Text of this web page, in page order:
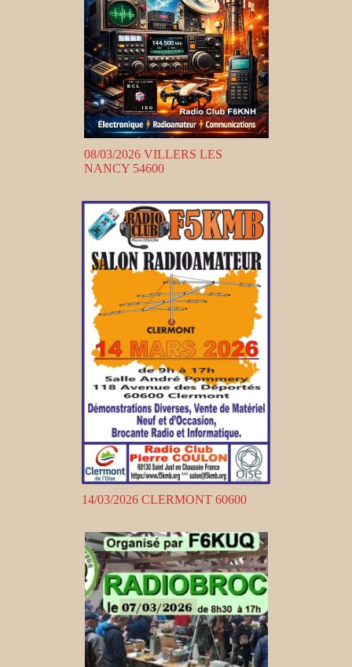
08/03/2026 VILLERS LES
NANCY 54600
14/03/2026 CLERMONT 60600